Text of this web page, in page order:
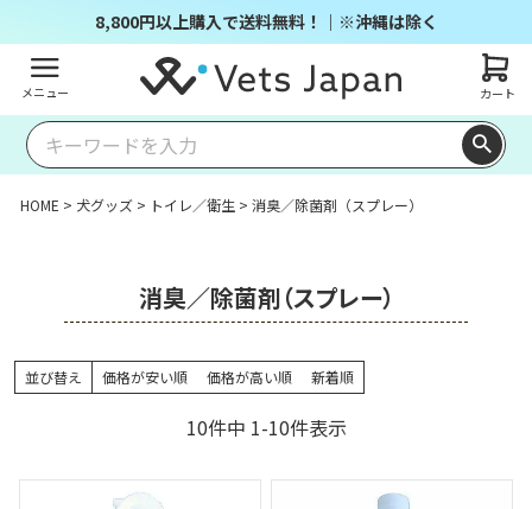
8,800円以上購入で送料無料！｜※沖縄は除く
メニュー カート
HOME 犬グッズ トイレ／衛生 消臭／除菌剤（スプレー）
消臭／除菌剤（スプレー）
並び替え 価格が安い順 価格が高い順 新着順
10件中 1-10件表示